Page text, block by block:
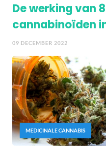
De werking van
cannabinoïden
09 DECEMBER 2022
MEDICINALE CANNABIS